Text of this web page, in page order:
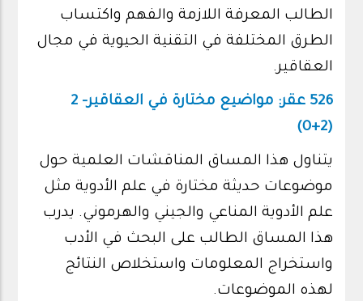
الطالب المعرفة اللازمة والفهم واكتساب
الطرق المختلفة في التقنية الحيوية في مجال
العقاقير.
526 عقر: مواضيع مختارة في العقاقير- 2
(2+0)
يتناول هذا المساق المناقشات العلمية حول
موضوعات حديثة مختارة في علم الأدوية مثل
علم الأدوية المناعي والجيني والهرموني. يدرب
هذا المساق الطالب على البحث في الأدب
واستخراج المعلومات واستخلاص النتائج
لهذه الموضوعات.